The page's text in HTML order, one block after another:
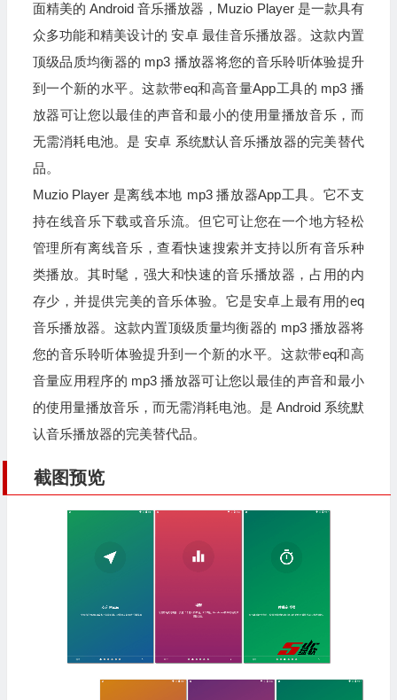
面精美的 Android 音乐播放器，Muzio Player 是一款具有
众多功能和精美设计的 安卓 最佳音乐播放器。这款内置
顶级品质均衡器的 mp3 播放器将您的音乐聆听体验提升
到一个新的水平。这款带eq和高音量App工具的 mp3 播
放器可让您以最佳的声音和最小的使用量播放音乐，而
无需消耗电池。是 安卓 系统默认音乐播放器的完美替代
品。
Muzio Player 是离线本地 mp3 播放器App工具。它不支
持在线音乐下载或音乐流。但它可让您在一个地方轻松
管理所有离线音乐，查看快速搜索并支持以所有音乐种
类播放。其时髦，强大和快速的音乐播放器，占用的内
存少，并提供完美的音乐体验。它是安卓上最有用的eq
音乐播放器。这款内置顶级质量均衡器的 mp3 播放器将
您的音乐聆听体验提升到一个新的水平。这款带eq和高
音量应用程序的 mp3 播放器可让您以最佳的声音和最小
的使用量播放音乐，而无需消耗电池。是 Android 系统默
认音乐播放器的完美替代品。
截图预览